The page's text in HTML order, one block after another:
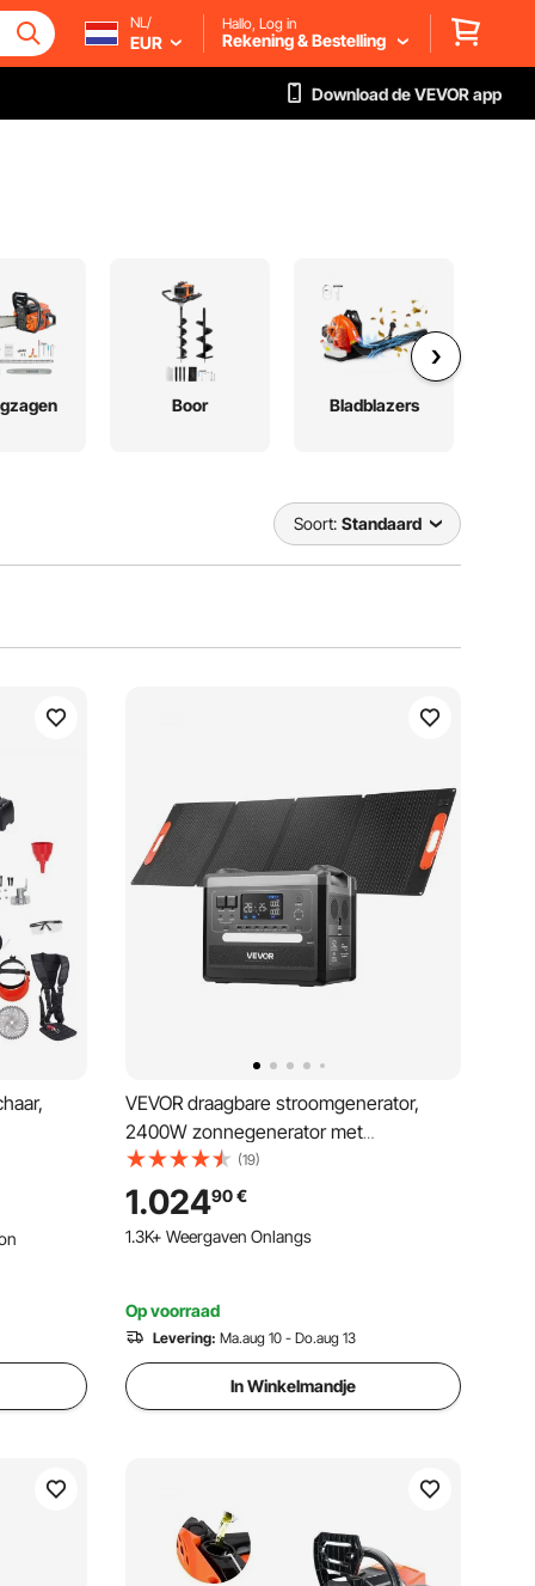
NL/
EUR
Hallo, Log in
Rekening & Bestelling
Download de VEVOR app
Boor Bladblazers
Soort: Standaard
VEVOR draagbare stroomgenerator,
2400W zonnegenerator met
opvouwbaar 200W zonnepaneel,
uitbreidbare 2160Wh LiFePO4-accu, 10
uitgangen en instelbaar
ingangsvermogen voor thuis, kamperen
(19)
1.02490€
1.3K+ Weergaven Onlangs
Op voorraad
Levering: Ma.aug 10 - Do.aug 13
In Winkelmandje